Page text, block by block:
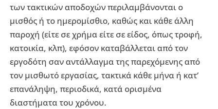
των τακτικών αποδοχών περιλαμβάνονται ο
μισθός ή το ημερομίσθιο, καθώς και κάθε άλλη
παροχή (είτε σε χρήμα είτε σε είδος, όπως τροφή,
κατοικία, κλπ), εφόσον καταβάλλεται από τον
εργοδότη σαν αντάλλαγμα της παρεχόμενης από
τον μισθωτό εργασίας, τακτικά κάθε μήνα ή κατ’
επανάληψη, περιοδικά, κατά ορισμένα
διαστήματα του χρόνου.